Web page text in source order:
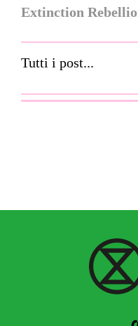
Extinction
Tutti i post...